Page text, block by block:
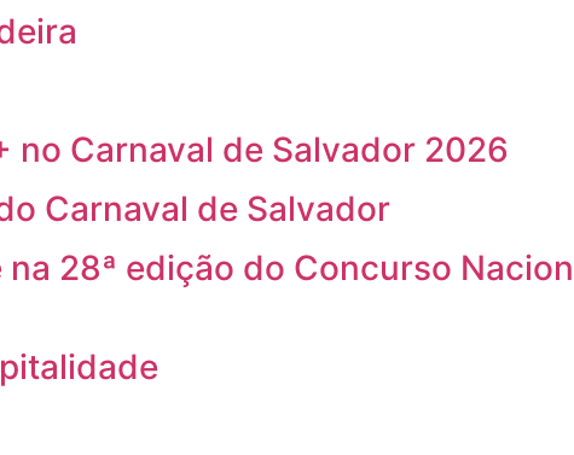
no Carnaval de Salvador 2026
Carnaval de Salvador
28ª edição do Concurso